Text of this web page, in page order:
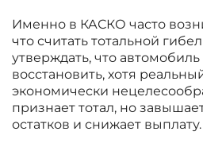
Именно в КАСКО часто
что считать тотальной
утверждать, что
восстановить, хотя
экономически
признает тотал, но
остатков и снижает выплату.